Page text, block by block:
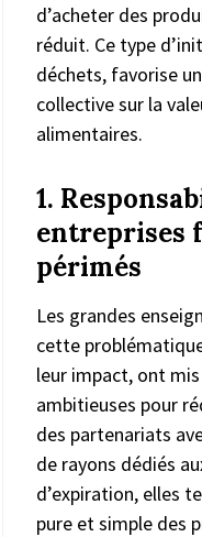
d’acheter des
réduit. Ce type
déchets, favorise
collective sur la
alimentaires.
1.
entreprises
périmés
Les grandes
cette
leur impact, ont
ambitieuses pour
des partenariats
de rayons dédiés
d’expiration, elles
pure et simple des